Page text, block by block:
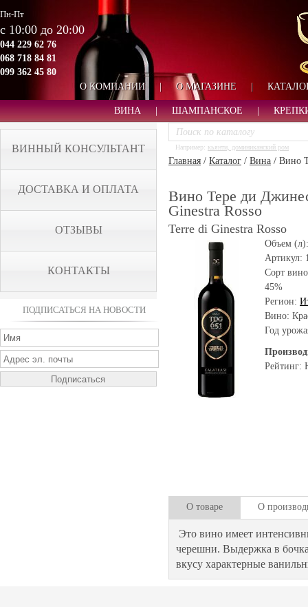
Пн-Пт
с 10:00 до 20:00
044 229 62 76
068 718 84 81
099 362 45 80
О КОМПАНИИ
| О МАГАЗИНЕ |
ВИНА ШАМПАНСКОЕ
ВИННЫЙ КОНСУЛЬТАНТ
ДОСТАВКА И ОПЛАТА
ОТЗЫВЫ
КОНТАКТЫ
ПОДПИСАТЬСЯ НА НОВОСТИ
Например: кьянти, доминиканский ром
Главная / Каталог / Вина / Вино
Вино Тере ди
Ginestra Rosso
Terre di Ginestra Rosso
Объем
Артикул:
Сорт
45%
Регион:
Вино:
Год
Рейтинг:
О товаре О
Это вино имеет
черешни. Выдержка в
вкусу характерные